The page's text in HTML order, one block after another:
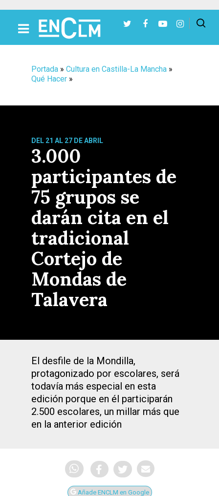
Portada » Cultura en Castilla-La Mancha »
Qué Hacer »
DEL 21 AL 27 DE ABRIL
3.000
participantes de
75 grupos se
darán cita en el
tradicional
Cortejo de
Mondas de
Talavera
El desfile de la Mondilla,
protagonizado por escolares, será
todavía más especial en esta
edición porque en él participarán
2.500 escolares, un millar más que
en la anterior edición
Añade ENCLM en Google